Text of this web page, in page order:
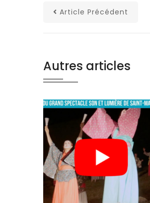
Article Précédent
Autres articles